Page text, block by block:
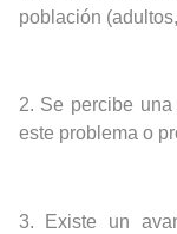
población
2. Se percibe
este problema o
3.
Existe un